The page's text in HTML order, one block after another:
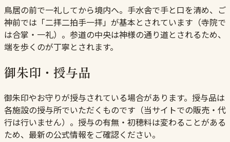
鳥居の前で一礼してから境内へ。手水舎で手と口を清め、ご
神前では「二拝二拍手一拝」が基本とされています（寺院で
は合掌・一礼）。参道の中央は神様の通り道とされるため、
端を歩くのが丁寧とされます。
御朱印・授与品
御朱印やお守りが授与されている場合があります。授与品は
各施設の授与所でいただくものです（当サイトでの販売・代
行は行いません）。授与の有無・初穂料は変わることがある
ため、最新の公式情報をご確認ください。